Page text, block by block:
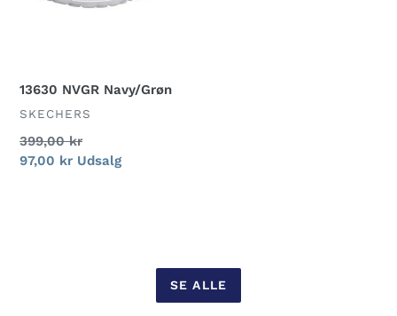
13630 NVGR Navy/Grøn
FORHANDLER
SKECHERS
Normalpris
399,00 kr
Udsalgspris
97,00 kr Udsalg
SE ALLE